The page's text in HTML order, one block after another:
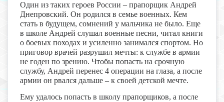
Один из таких героев России – прапорщик Андрей
Днепровский. Он родился в семье военных. Кем
стать в будущем, сомнений у мальчика не было. Еще
в школе Андрей слушал военные песни, читал книги
о боевых походах и усиленно занимался спортом. Но
приговор врачей разрушил мечты: к службе в армии
не годен по зрению. Чтобы попасть на срочную
службу, Андрей перенес 4 операции на глаза, а после
армии он рвался дальше – к своей детской мечте.
Ему удалось попасть в школу прапорщиков, а после